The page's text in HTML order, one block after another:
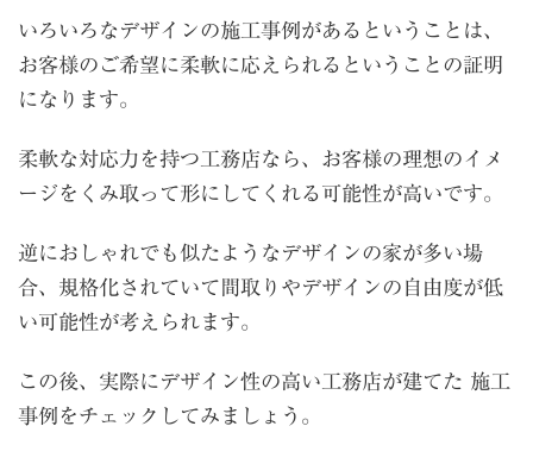
いろいろなデザインの施工事例があるということは、
お客様のご希望に柔軟に応えられるということの証明
になります。
柔軟な対応力を持つ工務店なら、お客様の理想のイメ
ージをくみ取って形にしてくれる可能性が高いです。
逆におしゃれでも似たようなデザインの家が多い場
合、規格化されていて間取りやデザインの自由度が低
い可能性が考えられます。
この後、実際にデザイン性の高い工務店が建てた 施工
事例をチェックしてみましょう。